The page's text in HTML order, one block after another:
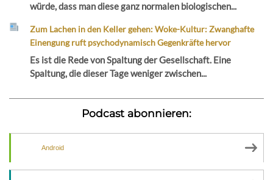
würde, dass man diese ganz normalen biologischen...
Zum Lachen in den Keller gehen: Woke-Kultur: Zwanghafte
Einengung ruft psychodynamisch Gegenkräfte hervor
Es ist die Rede von Spaltung der Gesellschaft. Eine
Spaltung, die dieser Tage weniger zwischen...
Podcast abonnieren:
Android